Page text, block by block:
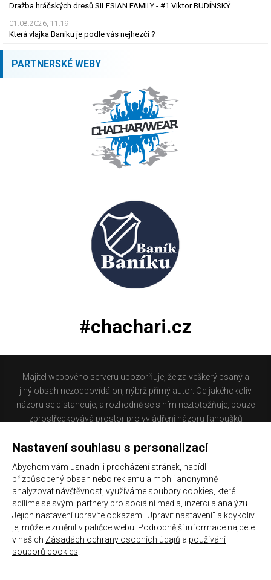
Dražba hráčských dresů SILESIAN FAMILY - #1 Viktor BUDÍNSKÝ
01.08.2026, 11.19
Která vlajka Baníku je podle vás nejhezčí ?
PARTNERSKÉ WEBY
#chachari.cz
Majitel webového serveru upozorňuje, že za veškerý psaný a
jiný obsah nezodpovídá on, nýbrž přímý autor. Od jakéhokoliv
názoru se distancuje, a rozhodně se s ním neztotožňuje, pouze
zprostředkovává prostor pro vyjádření názoru fanoušků
nacházíte obsahuje materiál, který někteří lidé mohou
nejsou dle právní úpravy zákona č. 480/2004 Sb., o některých
službách informační společnosti a o změně některých zákonů
(zákon o některých službách informační společnosti) a
zejména §6 citovaného zákona, odpovědni za příspěvky
návštěvníků těchto stránek.
Galerie|Historie
Nastavení souhlasu s personalizací
Abychom vám usnadnili procházení stránek, nabídli
přizpůsobený obsah nebo reklamu a mohli anonymně
analyzovat návštěvnost, využíváme soubory cookies, které
sdílíme se svými partnery pro sociální média, inzerci a analýzu.
Jejich nastavení upravíte odkazem "Upravit nastavení" a kdykoliv
jej můžete změnit v patičce webu. Podrobnější informace najdete
v našich Zásadách ochrany osobních údajů a používání
souborů cookies